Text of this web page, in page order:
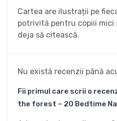
Cartea are ilustrații pe
potrivită pentru copiii mici
deja să citească.
Nu există recenzii până
Fii primul care scrii o
the forest – 20 Bedtime